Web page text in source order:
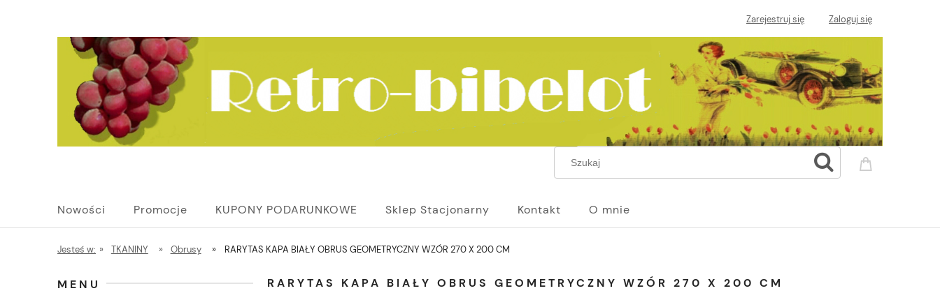
Zarejestruj się Zaloguj się
Nowości Promocje KUPONY PODARUNKOWE Sklep Stacjonarny Kontakt O mnie
Jesteś w: » TKANINY » Obrusy » RARYTAS KAPA BIAŁY OBRUS GEOMETRYCZNY WZÓR 270 X 200 CM
MENU RARYTAS KAPA BIAŁY OBRUS GEOMETRYCZNY WZÓR 270 X 200 CM